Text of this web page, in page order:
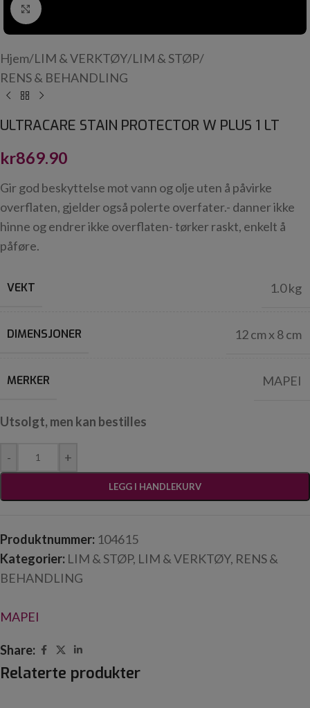
Click to enlarge
Hjem/LIM & VERKTØY/LIM & STØP/
RENS & BEHANDLING
ULTRACARE STAIN PROTECTOR W PLUS 1 LT
kr869.90
Gir god beskyttelse mot vann og olje uten å påvirke
overflaten, gjelder også polerte overfater.- danner ikke
hinne og endrer ikke overflaten- tørker raskt, enkelt å
påføre.
VEKT 1.0 kg
DIMENSJONER 12 cm x 8 cm
MERKER MAPEI
Utsolgt, men kan bestilles
- +
LEGG I HANDLEKURV
Produktnummer: 104615
Kategorier: LIM & STØP, LIM & VERKTØY, RENS &
BEHANDLING
MAPEI
Share:
Relaterte produkter